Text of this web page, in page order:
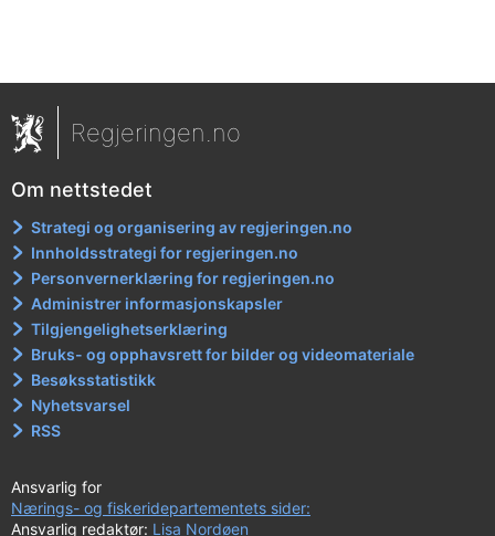
Regjeringen.no
Om nettstedet
Strategi og organisering av regjeringen.no
Innholdsstrategi for regjeringen.no
Personvernerklæring for regjeringen.no
Administrer informasjonskapsler
Tilgjengelighetserklæring
Bruks- og opphavsrett for bilder og videomateriale
Besøksstatistikk
Nyhetsvarsel
RSS
Ansvarlig for
Nærings- og fiskeridepartementets sider:
Ansvarlig redaktør: Lisa Nordøen